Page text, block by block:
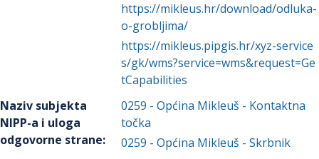
https://mikleus.hr/download/odluka-
o-grobljima/
https://mikleus.pipgis.hr/xyz-service
s/gk/wms?service=wms&request=Ge
tCapabilities
Naziv subjekta
NIPP-a i uloga
odgovorne strane:
0259 -Općina Mikleuš - Kontaktna
točka
0259 -Općina Mikleuš - Skrbnik